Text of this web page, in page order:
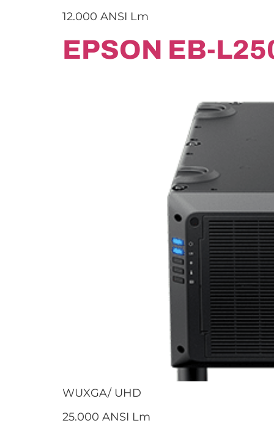
12.000 ANSI Lm
EPSON EB-
WUXGA/ UHD
25.000 ANSI Lm